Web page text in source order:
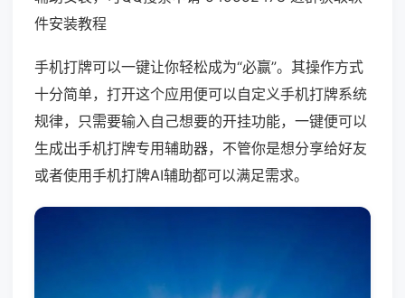
件安装教程
手机打牌可以一键让你轻松成为“必赢”。其操作方式
十分简单，打开这个应用便可以自定义手机打牌系统
规律，只需要输入自己想要的开挂功能，一键便可以
生成出手机打牌专用辅助器，不管你是想分享给好友
或者使用手机打牌AI辅助都可以满足需求。